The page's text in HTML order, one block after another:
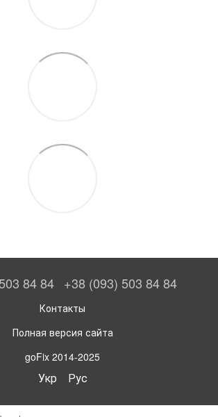
84 84 +38 (093) 503 84 84
Контакты
Полная версия сайта
goFix 2014-2025
Укр Рус